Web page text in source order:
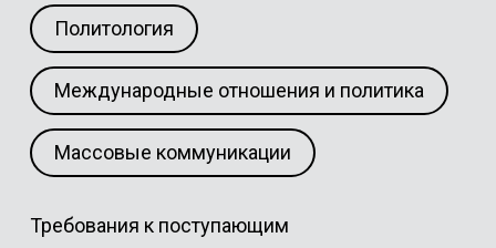
Политология
Международные отношения и политика
Массовые коммуникации
Требования к поступающим